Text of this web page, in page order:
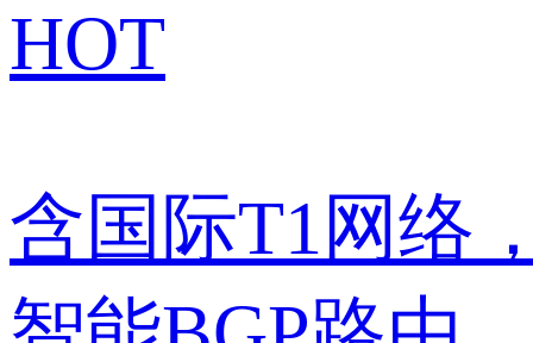
HOT
含国际T1网络